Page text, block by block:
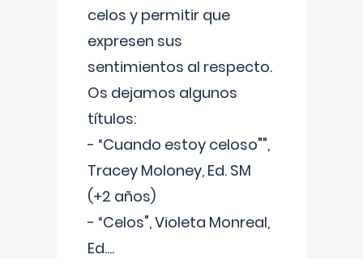
celos y permitir que
expresen sus
sentimientos al respecto.
Os dejamos algunos
títulos:
- “Cuando estoy celoso"",
Tracey Moloney, Ed. SM
(+2 años)
- “Celos", Violeta Monreal,
Ed....